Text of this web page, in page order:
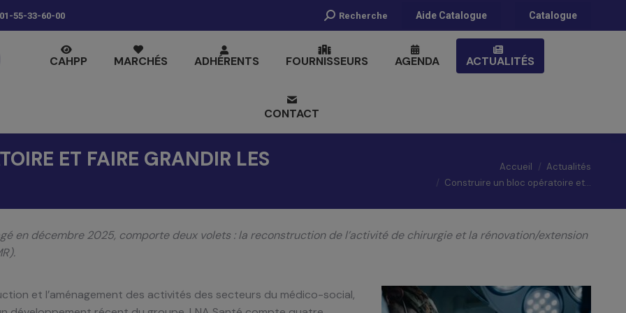
01-55-33-60-00
Recherche
Recherche Aide Catalogue Catalogue
CAHPP MARCHÉS ADHÉRENTS FOURNISSEURS AGENDA ACTUALITÉS
CONTACT
ET FAIRE GRANDIR LES
Accueil
Actualités
Construire un bloc opératoire et…
en décembre 2025, comporte deux volets : la reconstruction de l’activité de chirurgie et la rénovation/extension
et l’aménagement des activités des secteurs du médico-social,